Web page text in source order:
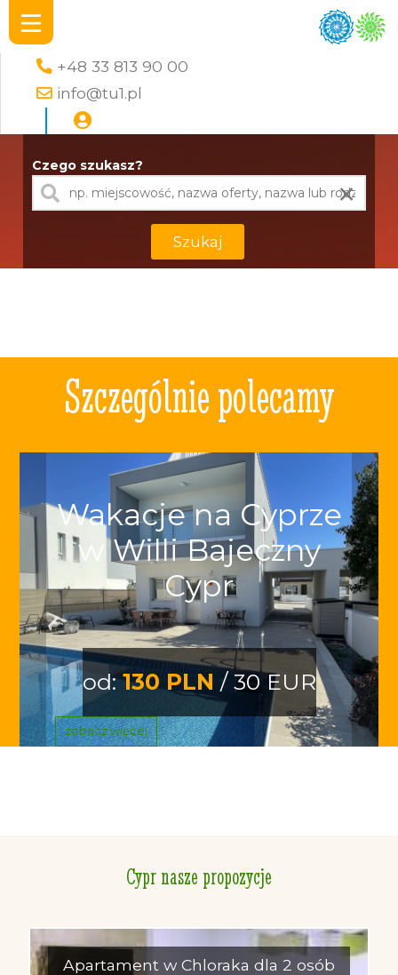
+48 33 813 90 00
info@tu1.pl
Czego szukasz?
×
Szukaj
Szczególnie polecamy
Wakacje na Cyprze
w Willi Bajeczny
Cypr
od:130 PLN / 30 EUR
zobacz więcej
Cypr nasze propozycje
Apartament w Chloraka dla 2 osób